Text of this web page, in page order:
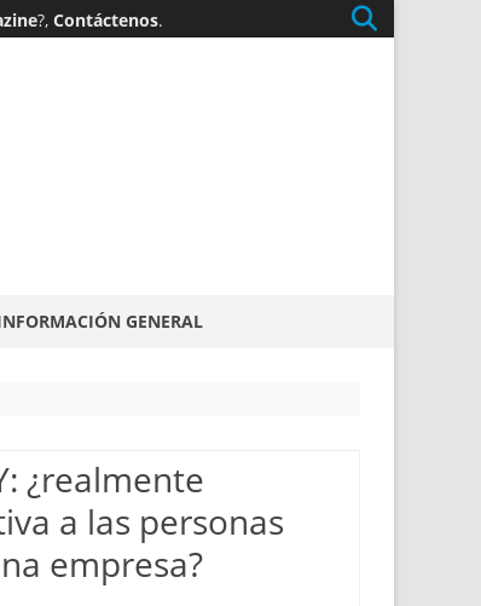
?, Contáctenos.
GENERAL
¿realmente
a las personas
empresa?